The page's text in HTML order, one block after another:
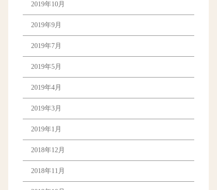
2019年10月
2019年9月
2019年7月
2019年5月
2019年4月
2019年3月
2019年1月
2018年12月
2018年11月